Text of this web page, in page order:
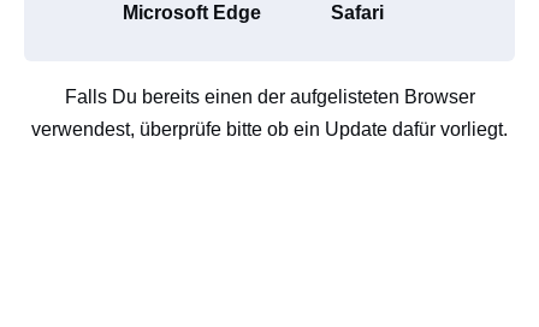
Microsoft Edge Safari
Falls Du bereits einen der aufgelisteten Browser
verwendest, überprüfe bitte ob ein Update dafür vorliegt.